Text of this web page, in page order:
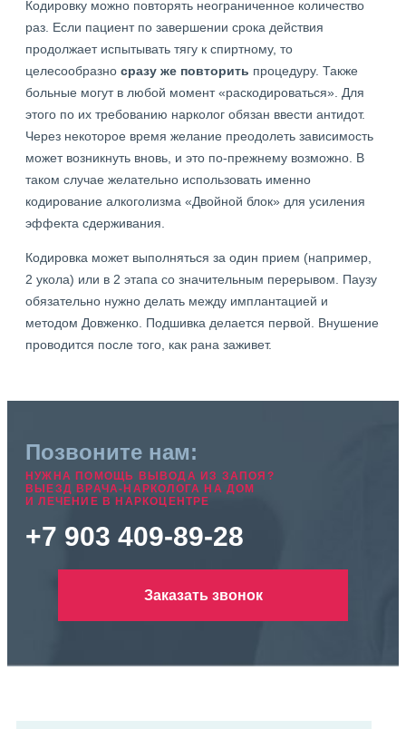
Кодировку можно повторять неограниченное количество
раз. Если пациент по завершении срока действия
продолжает испытывать тягу к спиртному, то
целесообразно сразу же повторить процедуру. Также
больные могут в любой момент «раскодироваться». Для
этого по их требованию нарколог обязан ввести антидот.
Через некоторое время желание преодолеть зависимость
может возникнуть вновь, и это по-прежнему возможно. В
таком случае желательно использовать именно
кодирование алкоголизма «Двойной блок» для усиления
эффекта сдерживания.
Кодировка может выполняться за один прием (например,
2 укола) или в 2 этапа со значительным перерывом. Паузу
обязательно нужно делать между имплантацией и
методом Довженко. Подшивка делается первой. Внушение
проводится после того, как рана заживет.
Позвоните нам:
НУЖНА ПОМОЩЬ ВЫВОДА ИЗ ЗАПОЯ?
ВЫЕЗД ВРАЧА-НАРКОЛОГА НА ДОМ
И ЛЕЧЕНИЕ В НАРКОЦЕНТРЕ
+7 903 409-89-28
Заказать звонок